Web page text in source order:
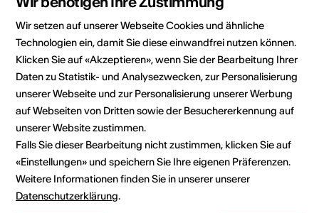
Rubrik
Art der Veranstaltung
Weiteres
Altersfreigabe
Für alle
Veranstaltungsort
Wir setzen auf unserer Webseite Cookies und ähnliche
Technologien ein, damit Sie diese einwandfrei nutzen können.
Klicken Sie auf «Akzeptieren», wenn Sie der Bearbeitung Ihrer
Daten zu Statistik- und Analysezwecken, zur Personalisierung
unserer Webseite und zur Personalisierung unserer Werbung
auf Webseiten von Dritten sowie der Besuchererkennung auf
unserer Website zustimmen.
Falls Sie dieser Bearbeitung nicht zustimmen, klicken Sie auf
«Einstellungen» und speichern Sie Ihre eigenen Präferenzen.
Weitere Informationen finden Sie in unserer unserer
Datenschutzerklärung.